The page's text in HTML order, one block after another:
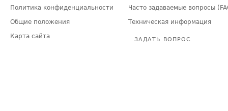
Политика конфиденциальности
Общие положения
Карта сайта
Часто задаваемые вопросы
Техническая информация
ЗАДАТЬ ВОПРОС